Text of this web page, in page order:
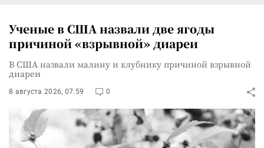
Ученые в США назвали две ягоды
причиной «взрывной» диареи
В США назвали малину и клубнику причиной взрывной
диареи
8 августа 2026, 07:59 0